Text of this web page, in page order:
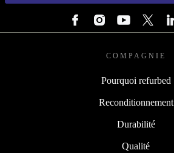
COMPAGNIE
Pourquoi refurbed
Reconditionnement
Durabilité
Qualité